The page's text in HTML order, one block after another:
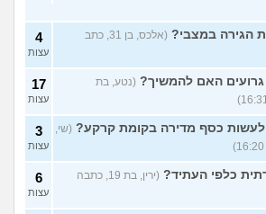
הגירה במצבי?
(אלכס, בן 31, כתב
4
עצות
גרועים האם להמשיך? (נטע, בת
17
עצות
לעשות כסף מדירה בקומת קרקע? (שי,
3
עצות
כלפי העתיד?
(ירין, בת 19, כתבה
6
עצות